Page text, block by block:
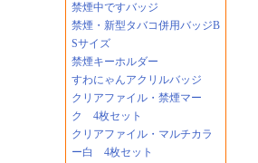
禁煙中ですバッジ
禁煙・新型タバコ併用バッジB
Sサイズ
禁煙キーホルダー
すわにゃんアクリルバッジ
クリアファイル・禁煙マー
ク 4枚セット
クリアファイル・マルチカラ
ー白 4枚セット